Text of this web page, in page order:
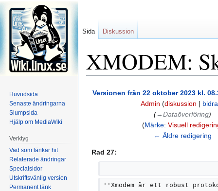
XMODEM:
Hoppa
Hoppa
Versionen från 22 oktober 2023 kl.
Admin (diskussion |
(→‎Dataöverföring)
Märke: Visuell
← Äldre redigering
Rad 27:
''Xmodem är ett robust
Sida Diskussion
Huvudsida
Senaste ändringarna
Slumpsida
Hjälp om MediaWiki
Verktyg
Vad som länkar hit
Relaterade ändringar
Specialsidor
Utskriftsvänlig version
Permanent länk